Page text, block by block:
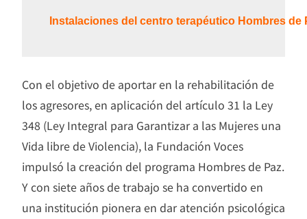
Instalaciones del centro terapéutico Hombres
Con el objetivo de aportar en la rehabilitación de
los agresores, en aplicación del artículo 31 la Ley
348 (Ley Integral para Garantizar a las Mujeres una
Vida libre de Violencia), la Fundación Voces
impulsó la creación del programa Hombres de Paz.
Y con siete años de trabajo se ha convertido en
una institución pionera en dar atención psicológica